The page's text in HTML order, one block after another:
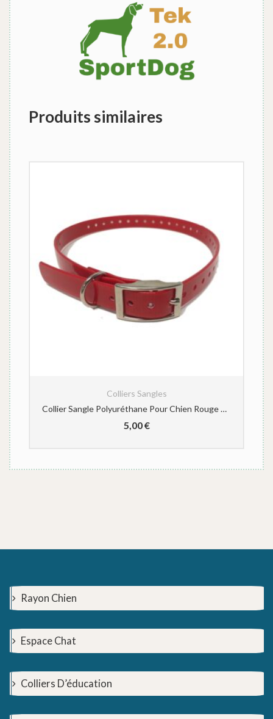
Produits similaires
Colliers Sangles
Collier Sangle Polyuréthane Pour Chien Rouge 2.54cm-72com
5,00€
Rayon Chien
Espace Chat
Colliers D’éducation